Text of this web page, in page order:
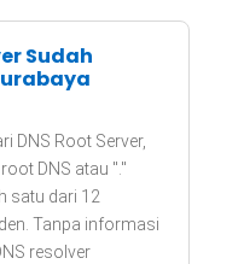
Sudah
DNS Root Server,
DNS atau "."
satu dari 12
Tanpa informasi
resolver